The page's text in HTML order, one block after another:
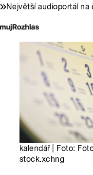
Největší audioportál
kalendář | Foto:
stock.xchng